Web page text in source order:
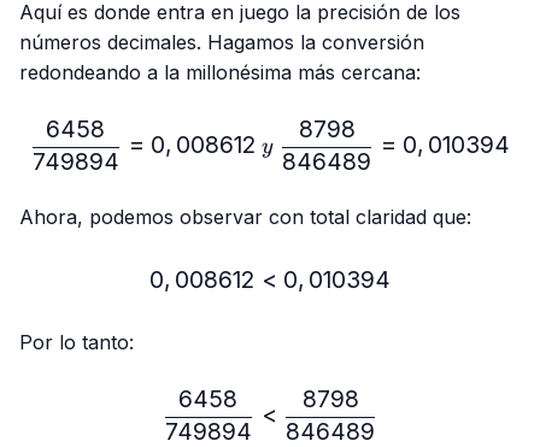
Aquí es donde entra en juego la precisión de los
números decimales. Hagamos la conversión
redondeando a la millonésima más cercana:
749894
6458
= 0, 008612 y 846489
8798
= 0, 010394
Ahora, podemos observar con total claridad que:
0,008612 < 0,010394
0, 008612 < 0, 010394
Por lo tanto:
\frac{6458}{749894} <
749894
6458
<
846489
8798